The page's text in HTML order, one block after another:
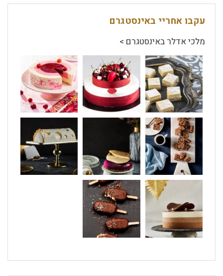
עקבו אחריי באינסטגרם
מלכי אדלר באינסטגרם >